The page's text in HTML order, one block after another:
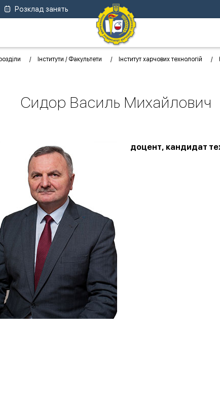
Розклад занять
Інститути / Факультети Інститут харчових технологій
Сидор Василь Михайлович
доцент, кандидат